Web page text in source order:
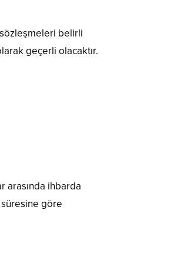
belirli
geçerli olacaktır.
arasında ihbarda
göre